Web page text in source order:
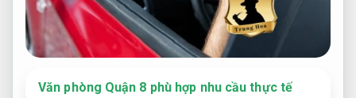
Văn phòng Quận 8 phù hợp nhu cầu thực tế